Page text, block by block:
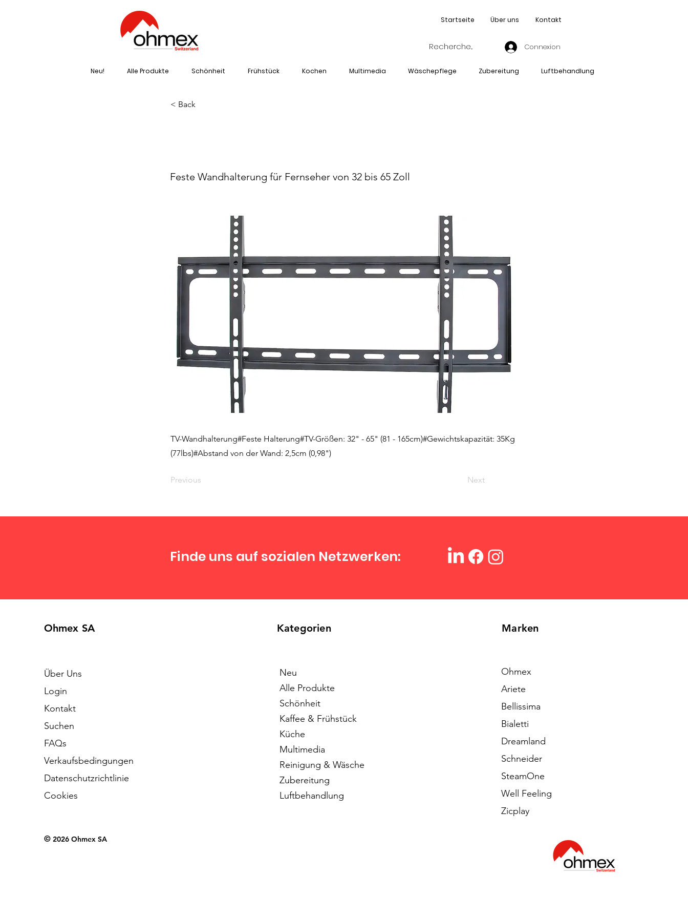
Startseite Über uns Kontakt
Connexion
Neu! Alle Produkte Schönheit Frühstück Kochen Multimedia Wäschepflege Zubereitung Luftbehandlung
< Back
Feste Wandhalterung für Fernseher von 32 bis 65 Zoll
TV-Wandhalterung#Feste Halterung#TV-Größen: 32" - 65" (81 - 165cm)#Gewichtskapazität: 35Kg
(77lbs)#Abstand von der Wand: 2,5cm (0,98")
Previous Next
Finde uns auf sozialen Netzwerken:
Ohmex SA
Über Uns
Login
Kontakt
Suchen
FAQs
Verkaufsbedingungen
Datenschutzrichtlinie
Cookies
© 2026 Ohmex SA
Kategorien
Neu
Alle Produkte
Schönheit
Kaffee & Frühstück
Küche
Multimedia
Reinigung & Wäsche
Zubereitung
Luftbehandlung
Marken
Ohmex
Ariete
Bellissima
Bialetti
Dreamland
Schneider
SteamOne
Well Feeling
Zicplay